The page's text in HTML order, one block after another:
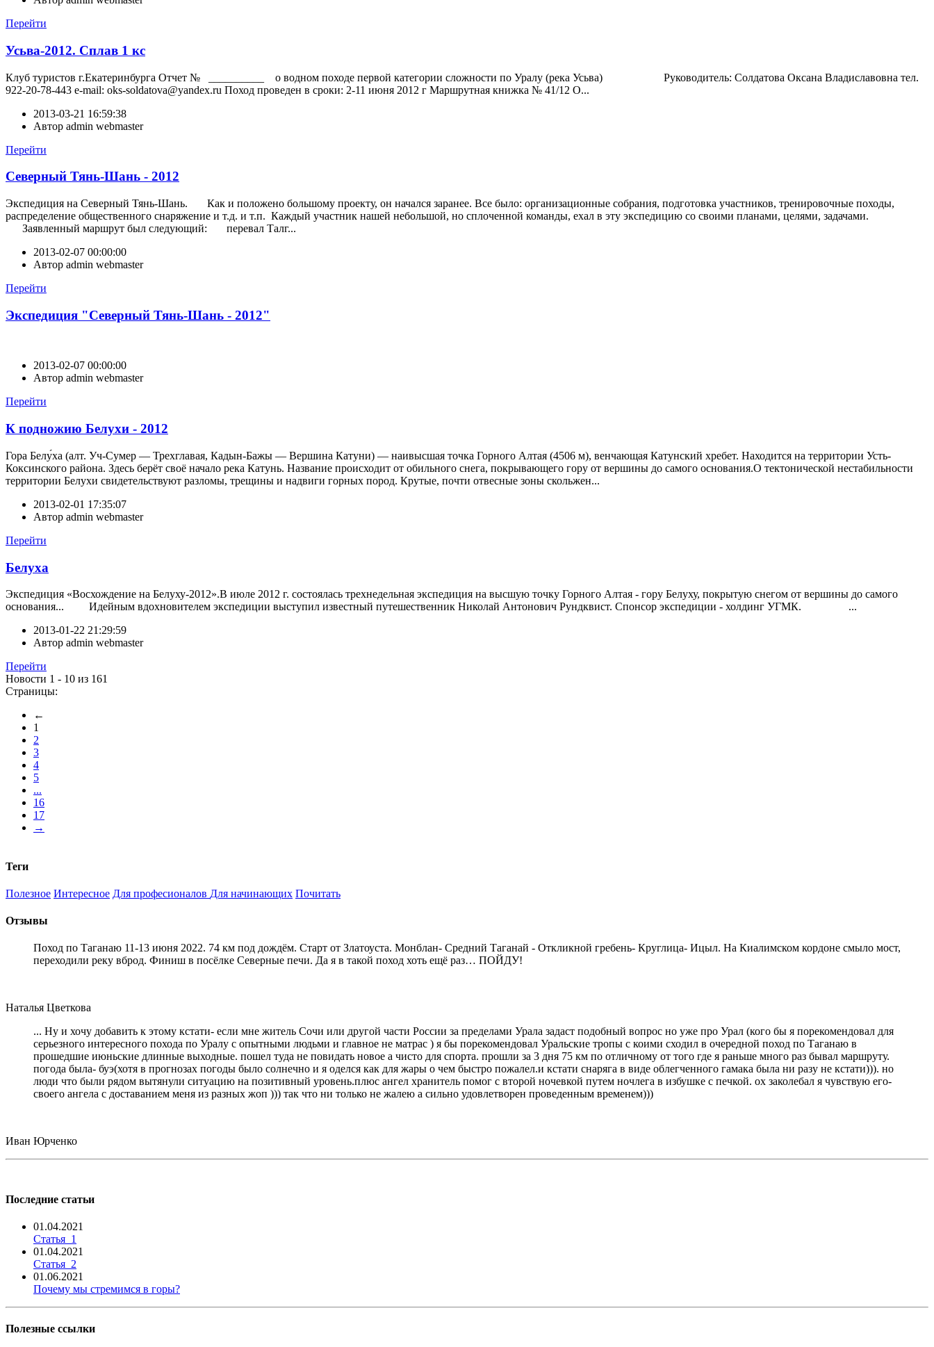
Перейти
Усьва-2012. Сплав 1 кс
Клуб туристов г.Екатеринбурга Отчет № __________ о водном походе первой категории сложности по Уралу (река Усьва) Руководитель: Солдатова Оксана Владиславовна тел.
922-20-78-443 e-mail: oks-soldatova@yandex.ru Поход проведен в сроки: 2-11 июня 2012 г Маршрутная книжка № 41/12 О...
2013-03-21 16:59:38
Автор admin webmaster
Перейти
Северный Тянь-Шань - 2012
Экспедиция на Северный Тянь-Шань. Как и положено большому проекту, он начался заранее. Все было: организационные собрания, подготовка участников, тренировочные походы,
распределение общественного снаряжение и т.д. и т.п. Каждый участник нашей небольшой, но сплоченной команды, ехал в эту экспедицию со своими планами, целями, задачами.
Заявленный маршрут был следующий: перевал Талг...
2013-02-07 00:00:00
Автор admin webmaster
Перейти
Экспедиция "Северный Тянь-Шань - 2012"
2013-02-07 00:00:00
Автор admin webmaster
Перейти
К подножию Белухи - 2012
Гора Белу́ха (алт. Уч-Сумер — Трехглавая, Кадын-Бажы — Вершина Катуни) — наивысшая точка Горного Алтая (4506 м), венчающая Катунский хребет. Находится на территории Усть-
Коксинского района. Здесь берёт своё начало река Катунь. Название происходит от обильного снега, покрывающего гору от вершины до самого основания.О тектонической нестабильности
территории Белухи свидетельствуют разломы, трещины и надвиги горных пород. Крутые, почти отвесные зоны скольжен...
2013-02-01 17:35:07
Автор admin webmaster
Перейти
Белуха
Экспедиция «Восхождение на Белуху-2012».В июле 2012 г. состоялась трехнедельная экспедиция на высшую точку Горного Алтая - гору Белуху, покрытую снегом от вершины до самого
основания... Идейным вдохновителем экспедиции выступил известный путешественник Николай Антонович Рундквист. Спонсор экспедиции - холдинг УГМК. ...
2013-01-22 21:29:59
Автор admin webmaster
Перейти
Новости 1 - 10 из 161
Страницы:
←
1
2
3
4
5
...
16
17
→
Теги
Полезное Интересное Для професионалов Для начинающих Почитать
Отзывы
Поход по Таганаю 11-13 июня 2022. 74 км под дождём. Старт от Златоуста. Монблан- Средний Таганай - Откликной гребень- Круглица- Ицыл. На Киалимском кордоне смыло мост,
переходили реку вброд. Финиш в посёлке Северные печи. Да я в такой поход хоть ещё раз… ПОЙДУ!
Наталья Цветкова
... Ну и хочу добавить к этому кстати- если мне житель Сочи или другой части России за пределами Урала задаст подобный вопрос но уже про Урал (кого бы я порекомендовал для
серьезного интересного похода по Уралу с опытными людьми и главное не матрас ) я бы порекомендовал Уральские тропы с коими сходил в очередной поход по Таганаю в
прошедшие июньские длинные выходные. пошел туда не повидать новое а чисто для спорта. прошли за 3 дня 75 км по отличному от того где я раньше много раз бывал маршруту.
погода была- буэ(хотя в прогнозах погоды было солнечно и я оделся как для жары о чем быстро пожалел.и кстати снаряга в виде облегченного гамака была ни разу не кстати))). но
люди что были рядом вытянули ситуацию на позитивный уровень.плюс ангел хранитель помог с второй ночевкой путем ночлега в избушке с печкой. ох заколебал я чувствую его-
своего ангела с доставанием меня из разных жоп ))) так что ни только не жалею а сильно удовлетворен проведенным временем)))
Иван Юрченко
Последние статьи
01.04.2021
Статья_1
01.04.2021
Статья_2
01.06.2021
Почему мы стремимся в горы?
Полезные ссылки